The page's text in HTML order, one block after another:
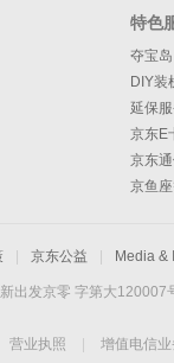
特色
夺宝岛
DIY装
延保
京东E
京东
京鱼
京东公益 Media &
新出发京零 字第大120007
营业执照
增值电信